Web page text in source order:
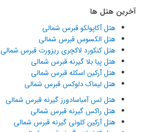
آخرین هتل ها
هتل آکاپولکو قبرس شمالی
هتل الکسوس قبرس شمالی
هتل کنکورد لاکچری ریزورت قبرس شمالی
هتل پیا بلا گیرنه قبرس شمالی
هتل آرکین اسکله قبرس شمالی
هتل لیماک دلوکس قبرس شمالی
هتل لس آمباسادورز گیرنه قبرس شمالی
هتل راکس گیرنه قبرس شمالی
هتل آرکین کلونی گیرنه قبرس شمالی